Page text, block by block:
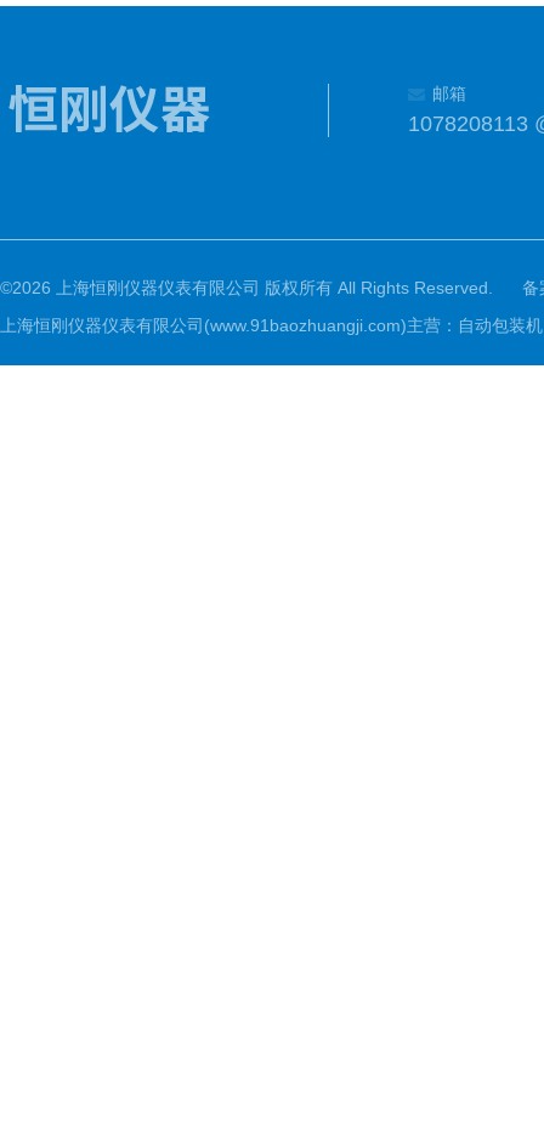
邮箱
1078208113
©2026 上海恒刚仪器仪表有限公司 版权所有 All Rights Reserved.
备
上海恒刚仪器仪表有限公司(www.91baozhuangji.com)主营：自动包